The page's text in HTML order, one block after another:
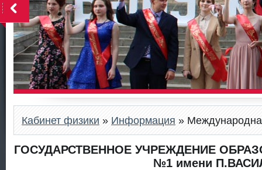
Кабинет физики » Информация »
ГОСУДАРСТВЕННОЕ УЧРЕЖДЕНИЕ
№1 имени